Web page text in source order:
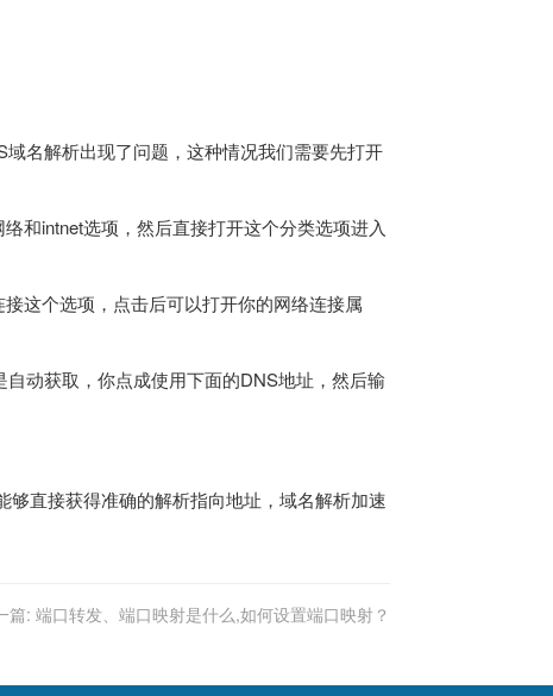
名解析出现了问题，这种情况我们需要先打开
和intnet选项，然后直接打开这个分类选项进入
这个选项，点击后可以打开你的网络连接属
动获取，你点成使用下面的DNS地址，然后输
直接获得准确的解析指向地址，域名解析加速
篇: 端口转发、端口映射是什么,如何设置端口映射？